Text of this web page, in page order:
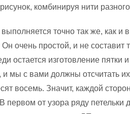
комбинируя нити
выполняется точно так же, как
Он очень простой, и не
остается изготовление
и мы с вами должны отсчитать
восемь. Значит, каждой
первом от узора ряду